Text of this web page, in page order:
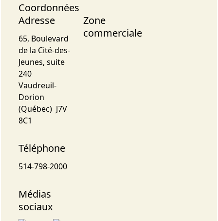
Coordonnées
Adresse
65, Boulevard
de la Cité-des-
Jeunes, suite
240
Vaudreuil-
Dorion
(Québec) J7V
8C1
Téléphone
514-798-2000
Médias
sociaux
Zone
commerciale